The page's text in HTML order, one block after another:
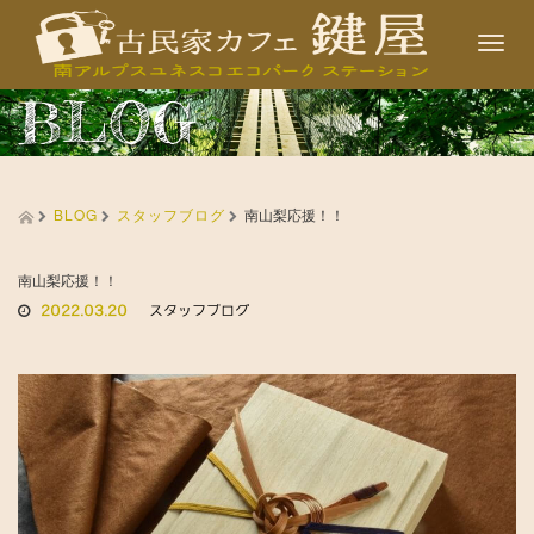
T
o
g
g
g
a
t
i
BLOG
BLOG スタッフブログ 南山梨応援！！
南山梨応援！！
2022.03.20 スタッフブログ